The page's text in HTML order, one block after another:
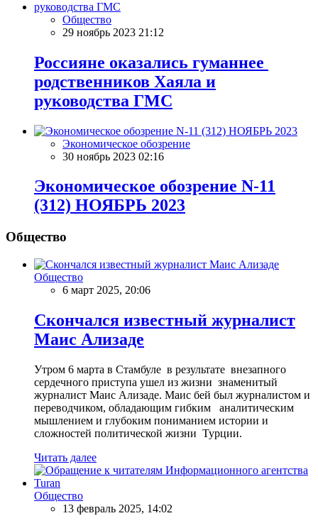
Общество
29 ноябрь 2023 21:12
Россияне оказались гуманнее
родственников Хаяла и
руководства ГМС
Экономическое обозрение
30 ноябрь 2023 02:16
Экономическое обозрение N-11
(312) НОЯБРЬ 2023
Общество
Общество
6 март 2025, 20:06
Скончался известный журналист
Маис Ализаде
Утром 6 марта в Стамбуле в результате внезапного
сердечного приступа ушел из жизни знаменитый
журналист Маис Ализаде. Маис бей был журналистом и
переводчиком, обладающим гибким аналитическим
мышлением и глубоким пониманием истории и
сложностей политической жизни Турции.
Читать далее
Общество
13 февраль 2025, 14:02